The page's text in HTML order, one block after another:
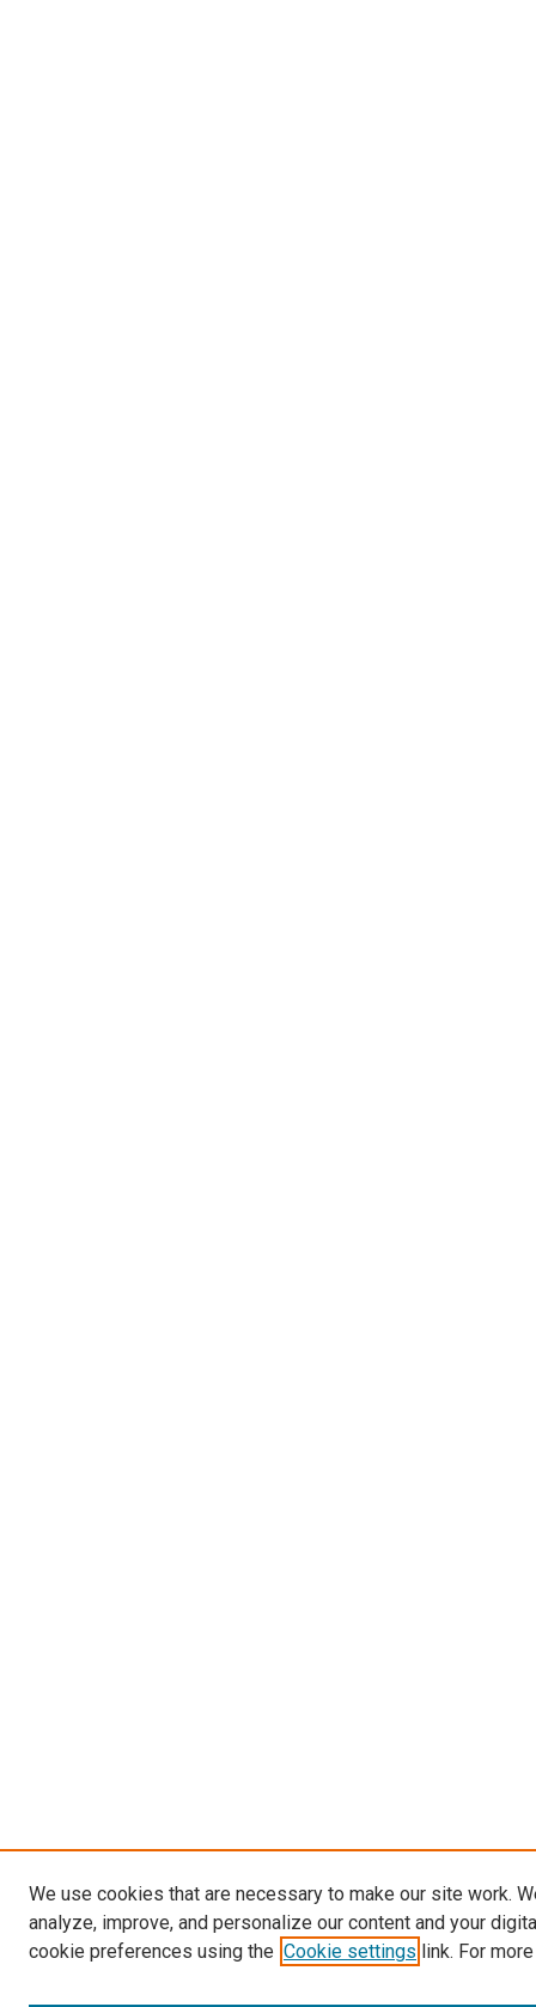
We use cookies that are necessary to make our site work.
analyze, improve, and personalize our content and your
cookie preferences using the Cookie settings link. For